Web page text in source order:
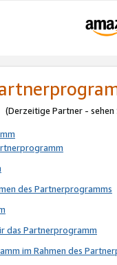
Partner - sehen
des Partnerprogramms
das Partnerprogramm
im Rahmen des